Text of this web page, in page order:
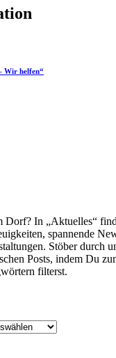
Wir helfen“
Dorf? In „Aktuelles“
spannende
Stöber durch
Posts, indem Du
filterst.